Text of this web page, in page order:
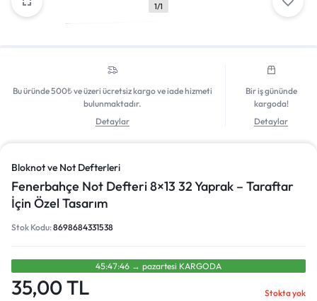
1/1
Bu üründe 500₺ ve üzeri ücretsiz kargo ve iade hizmeti
bulunmaktadır.
Detaylar
Bir iş gününde
kargoda!
Detaylar
Bloknot ve Not Defterleri
Fenerbahçe Not Defteri 8×13 32 Yaprak – Taraftar
İçin Özel Tasarım
Stok Kodu:8698684331538
45:47:45 → pazartesi̇ KARGODA
35,00TL Stokta yok